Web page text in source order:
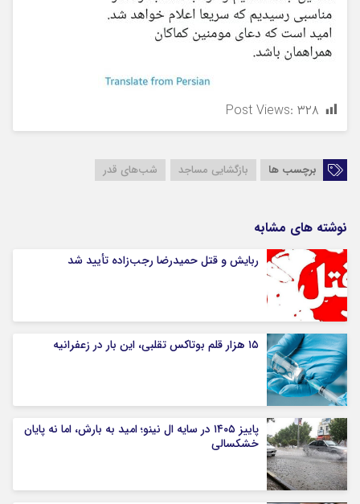
Post Views: ۳۲۸
برچسب ها بازگشایی مساجد شب‌های قدر
نوشته های مشابه
ربایش و قتل حمیدرضا رجب‌زاده تأیید شد
۱۵ هزار قلم بوتاکس تقلبی، این بار در زعفرانیه
پاییز ۱۴۰۵ در سایه ال‌ نینو؛ امید به بارش، اما نه پایان
خشکسالی